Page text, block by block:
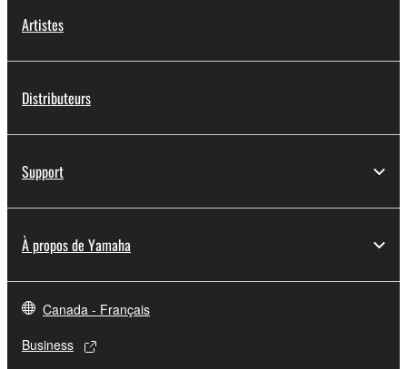
Artistes
Distributeurs
Support
À propos de Yamaha
Canada - Français
Business